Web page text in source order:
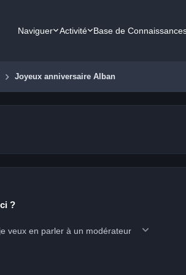
Naviguer Activité Base de
Joyeux anniversaire Alban
?